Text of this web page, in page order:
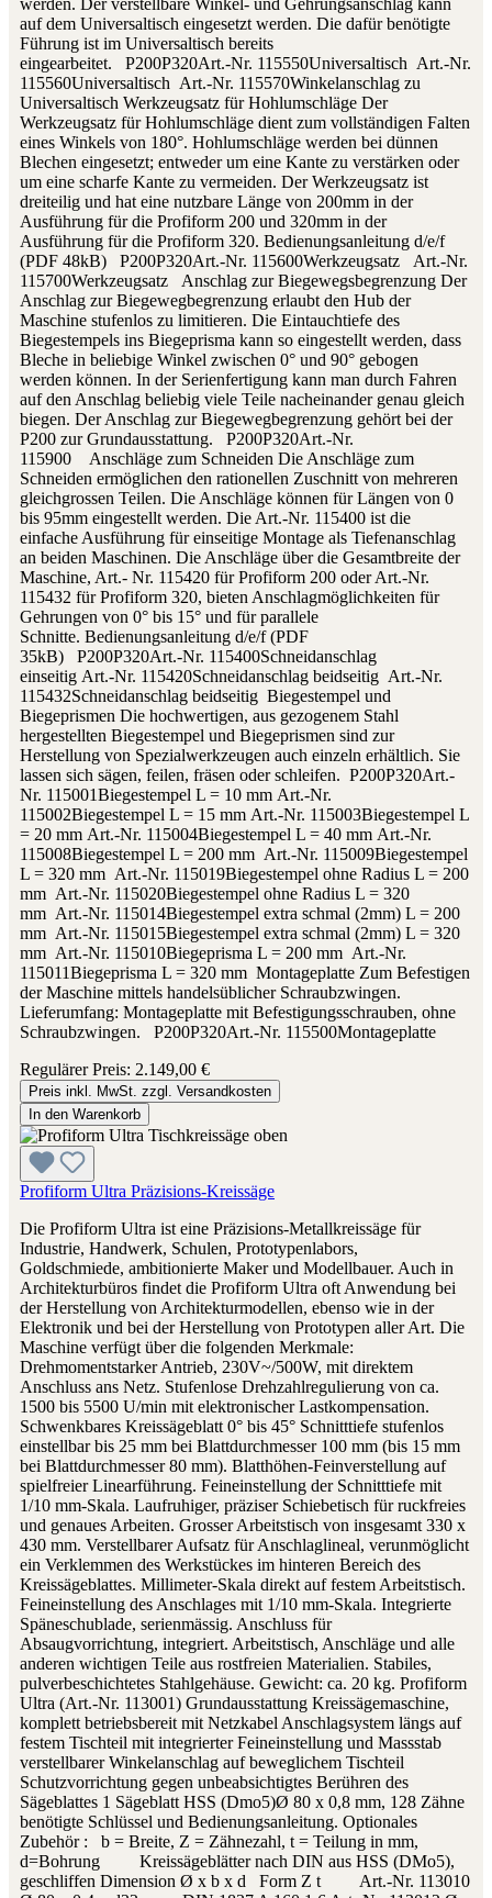
auf dem Universaltisch eingesetzt werden. Die dafür benötigte
Führung ist im Universaltisch bereits
eingearbeitet. P200P320Art.-Nr. 115550Universaltisch Art.-Nr.
115560Universaltisch Art.-Nr. 115570Winkelanschlag zu
Universaltisch Werkzeugsatz für Hohlumschläge Der
Werkzeugsatz für Hohlumschläge dient zum vollständigen Falten
eines Winkels von 180°. Hohlumschläge werden bei dünnen
Blechen eingesetzt; entweder um eine Kante zu verstärken oder
um eine scharfe Kante zu vermeiden. Der Werkzeugsatz ist
dreiteilig und hat eine nutzbare Länge von 200mm in der
Ausführung für die Profiform 200 und 320mm in der
Ausführung für die Profiform 320. Bedienungsanleitung d/e/f
(PDF 48kB) P200P320Art.-Nr. 115600Werkzeugsatz Art.-Nr.
115700Werkzeugsatz Anschlag zur Biegewegsbegrenzung Der
Anschlag zur Biegewegbegrenzung erlaubt den Hub der
Maschine stufenlos zu limitieren. Die Eintauchtiefe des
Biegestempels ins Biegeprisma kann so eingestellt werden, dass
Bleche in beliebige Winkel zwischen 0° und 90° gebogen
werden können. In der Serienfertigung kann man durch Fahren
auf den Anschlag beliebig viele Teile nacheinander genau gleich
biegen. Der Anschlag zur Biegewegbegrenzung gehört bei der
P200 zur Grundausstattung. P200P320Art.-Nr.
115900 Anschläge zum Schneiden Die Anschläge zum
Schneiden ermöglichen den rationellen Zuschnitt von mehreren
gleichgrossen Teilen. Die Anschläge können für Längen von 0
bis 95mm eingestellt werden. Die Art.-Nr. 115400 ist die
einfache Ausführung für einseitige Montage als Tiefenanschlag
an beiden Maschinen. Die Anschläge über die Gesamtbreite der
Maschine, Art.- Nr. 115420 für Profiform 200 oder Art.-Nr.
115432 für Profiform 320, bieten Anschlagmöglichkeiten für
Gehrungen von 0° bis 15° und für parallele
Schnitte. Bedienungsanleitung d/e/f (PDF
35kB) P200P320Art.-Nr. 115400Schneidanschlag
einseitig Art.-Nr. 115420Schneidanschlag beidseitig Art.-Nr.
115432Schneidanschlag beidseitig Biegestempel und
Biegeprismen Die hochwertigen, aus gezogenem Stahl
hergestellten Biegestempel und Biegeprismen sind zur
Herstellung von Spezialwerkzeugen auch einzeln erhältlich. Sie
lassen sich sägen, feilen, fräsen oder schleifen. P200P320Art.-
Nr. 115001Biegestempel L = 10 mm Art.-Nr.
115002Biegestempel L = 15 mm Art.-Nr. 115003Biegestempel L
= 20 mm Art.-Nr. 115004Biegestempel L = 40 mm Art.-Nr.
115008Biegestempel L = 200 mm Art.-Nr. 115009Biegestempel
L = 320 mm Art.-Nr. 115019Biegestempel ohne Radius L = 200
mm Art.-Nr. 115020Biegestempel ohne Radius L = 320
mm Art.-Nr. 115014Biegestempel extra schmal (2mm) L = 200
mm Art.-Nr. 115015Biegestempel extra schmal (2mm) L = 320
mm Art.-Nr. 115010Biegeprisma L = 200 mm Art.-Nr.
115011Biegeprisma L = 320 mm Montageplatte Zum Befestigen
der Maschine mittels handelsüblicher Schraubzwingen.
Lieferumfang: Montageplatte mit Befestigungsschrauben, ohne
Schraubzwingen. P200P320Art.-Nr. 115500Montageplatte
Regulärer Preis: 2.149,00 €
Preis inkl. MwSt. zzgl. Versandkosten
In den Warenkorb
Profiform Ultra Präzisions-Kreissäge
Die Profiform Ultra ist eine Präzisions-Metallkreissäge für
Industrie, Handwerk, Schulen, Prototypenlabors,
Goldschmiede, ambitionierte Maker und Modellbauer. Auch in
Architekturbüros findet die Profiform Ultra oft Anwendung bei
der Herstellung von Architekturmodellen, ebenso wie in der
Elektronik und bei der Herstellung von Prototypen aller Art. Die
Maschine verfügt über die folgenden Merkmale:
Drehmomentstarker Antrieb, 230V~/500W, mit direktem
Anschluss ans Netz. Stufenlose Drehzahlregulierung von ca.
1500 bis 5500 U/min mit elektronischer Lastkompensation.
Schwenkbares Kreissägeblatt 0° bis 45° Schnitttiefe stufenlos
einstellbar bis 25 mm bei Blattdurchmesser 100 mm (bis 15 mm
bei Blattdurchmesser 80 mm). Blatthöhen-Feinverstellung auf
spielfreier Linearführung. Feineinstellung der Schnitttiefe mit
1/10 mm-Skala. Laufruhiger, präziser Schiebetisch für ruckfreies
und genaues Arbeiten. Grosser Arbeitstisch von insgesamt 330 x
430 mm. Verstellbarer Aufsatz für Anschlaglineal, verunmöglicht
ein Verklemmen des Werkstückes im hinteren Bereich des
Kreissägeblattes. Millimeter-Skala direkt auf festem Arbeitstisch.
Feineinstellung des Anschlages mit 1/10 mm-Skala. Integrierte
Späneschublade, serienmässig. Anschluss für
Absaugvorrichtung, integriert. Arbeitstisch, Anschläge und alle
anderen wichtigen Teile aus rostfreien Materialien. Stabiles,
pulverbeschichtetes Stahlgehäuse. Gewicht: ca. 20 kg. Profiform
Ultra (Art.-Nr. 113001) Grundausstattung Kreissägemaschine,
komplett betriebsbereit mit Netzkabel Anschlagsystem längs auf
festem Tischteil mit integrierter Feineinstellung und Massstab
verstellbarer Winkelanschlag auf beweglichem Tischteil
Schutzvorrichtung gegen unbeabsichtigtes Berühren des
Sägeblattes 1 Sägeblatt HSS (Dmo5)Ø 80 x 0,8 mm, 128 Zähne
benötigte Schlüssel und Bedienungsanleitung. Optionales
Zubehör : b = Breite, Z = Zähnezahl, t = Teilung in mm,
d=Bohrung Kreissägeblätter nach DIN aus HSS (DMo5),
geschliffen Dimension Ø x b x d Form Z t Art.-Nr. 113010